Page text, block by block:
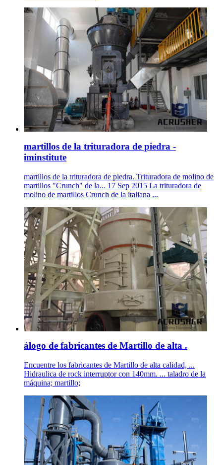
martillos de la trituradora de piedra -
iminstitute
martillos de la trituradora de piedra. Trituradora de molino de
martillos "Crunch" de la... 17 Sep 2015 La trituradora de
molino de martillos Crunch de la italiana ...
álogo de fabricantes de Martillo de alta .
Encuentre los fabricantes de Martillo de alta calidad, ...
Hidraulica de rock interruptor con 140mm. ... taladro de la
máquina; martillo;